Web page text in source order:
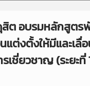
อบรมหลักสูตร
ต่งตั้งให้มีและเลื่
เชี่ยวชาญ (ระยะที่